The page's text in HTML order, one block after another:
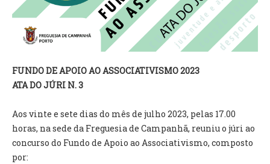
FOTOS
VÍDEOS
CONSTITUIÇÃO
EXECUTIVO E PELOUROS
ASSEMBLEIA DE FREGUESIA
GRAVAÇÕES DAS REUNIÕES PÚBLICAS DO EXECUTIVO
FUNDO DE APOIO AO ASSOCIATIVISMO 2023
ATA DO JÚRI N. 3
Aos vinte e sete dias do mês de julho 2023, pelas 17.00
horas, na sede da Freguesia de Campanhã, reuniu o júri ao
concurso do Fundo de Apoio ao Associativismo, composto
por: